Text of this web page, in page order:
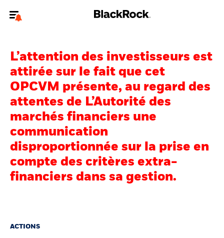
professionnels.
jourvotre type d'utilisateur.
Nous connaître
Thèmes
ETF iShares
Education
L’attention des investisseurs est
attirée sur le fait que cet
OPCVM présente, au regard des
attentes de L’Autorité des
marchés financiers une
communication
disproportionnée sur la prise en
compte des critères extra-
financiers dans sa gestion.
ACTIONS